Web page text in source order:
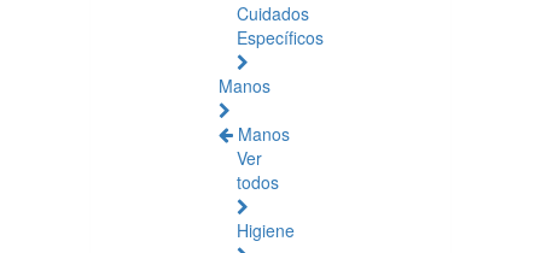
Cuidados
Específicos
Manos
Manos
Ver
todos
Higiene